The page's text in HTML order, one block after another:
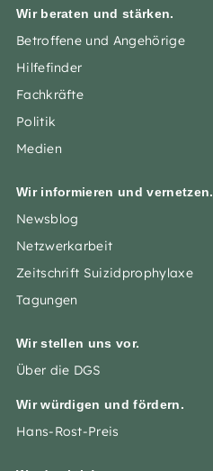
Wir beraten und stärken.
Betroffene und Angehörige
Hilfefinder
Fachkräfte
Politik
Medien
Wir informieren und vernetzen.
Newsblog
Netzwerkarbeit
Zeitschrift Suizidprophylaxe
Tagungen
Wir stellen uns vor.
Über die DGS
Wir würdigen und fördern.
Hans-Rost-Preis